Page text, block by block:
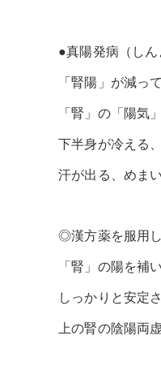
●真陽発病（しん
「腎陽」が減っ
「腎」の「陽気
下半身が冷える
汗が出る、めま
◎漢方薬を服用
「腎」の陽を補
しっかりと安定
上の腎の陰陽両